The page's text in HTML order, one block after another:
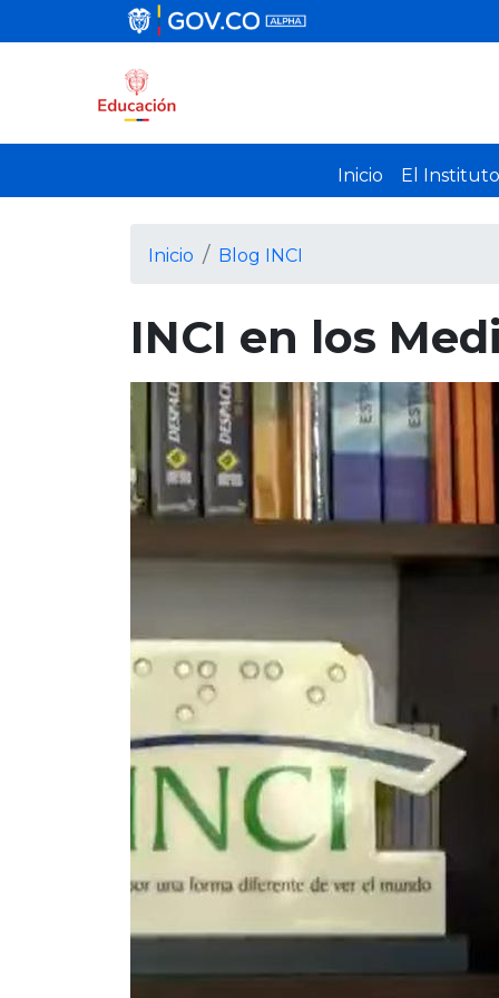
Inicio El Instituto
Inicio Blog INCI
INCI en los